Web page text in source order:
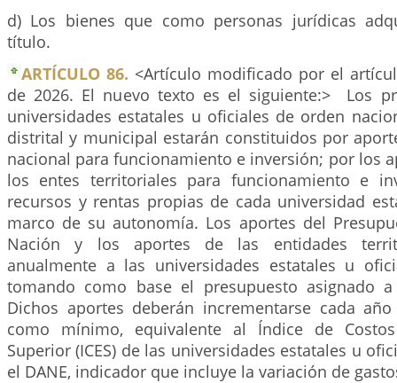
d) Los bienes que como personas jurídicas
título.
ARTÍCULO 86. <Artículo modificado por el
de 2026. El nuevo texto es el siguiente:> Los
universidades estatales u oficiales de orden
distrital y municipal estarán constituidos por
nacional para funcionamiento e inversión; por los
los entes territoriales para funcionamiento e
recursos y rentas propias de cada universidad
marco de su autonomía. Los aportes del
Nación y los aportes de las entidades
anualmente a las universidades estatales u
tomando como base el presupuesto asignado
Dichos aportes deberán incrementarse cada
como mínimo, equivalente al Índice de
Superior (ICES) de las universidades estatales u
el DANE, indicador que incluye la variación de